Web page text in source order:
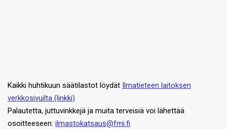
Kaikki huhtikuun säätilastot löydät Ilmatieteen laitoksen
verkkosivuilta (linkki)
Palautetta, juttuvinkkejä ja muita terveisiä voi lähettää
osoitteeseen: ilmastokatsaus@fmi.fi